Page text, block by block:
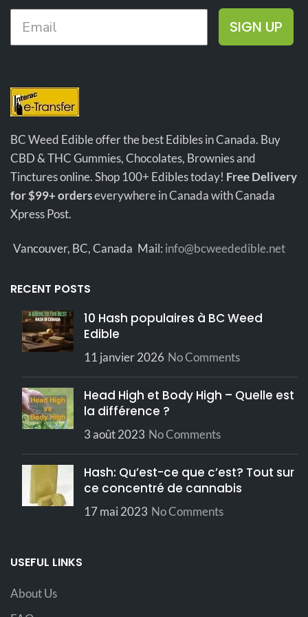
SUR LE HASH
Phénotype
Consistance
Souple et
malléable
Extraction Au tamis
Couleur
l'extérieur
et vert
Effets
énergique,
créatif,
euphorique
terpènes
poivré, de
pin
Cependant, la plupart des gens
qui ont essayé ce produit
BALLS
Phénotype
Indica
THC
Couleur
Brun foncé
Relaxant,
SIGN UP
BC Weed Edible offer the best Edibles in Canada. Buy
CBD & THC Gummies, Chocolates, Brownies and
Tinctures online. Shop 100+ Edibles today! Free Delivery
for $99+ orderseverywhere in Canada with Canada
Xpress Post.
Vancouver, BC, Canada Mail: info@bcweededible.net
RECENT POSTS
10 Hash populaires à BC Weed
Edible
11 janvier 2026 No Comments
Head High et Body High – Quelle est
la différence ?
3 août 2023 No Comments
Hash: Qu’est-ce que c’est? Tout sur
ce concentré de cannabis
17 mai 2023 No Comments
USEFUL LINKS
About Us